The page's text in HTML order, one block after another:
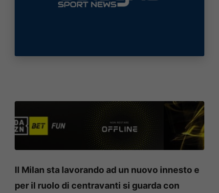
Il Milan sta lavorando ad un nuovo innesto e
per il ruolo di centravanti si guarda con